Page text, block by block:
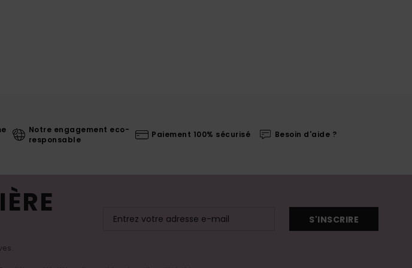
Notre engagement eco-
responsable
Paiement 100% sécurisé Besoin d'aide ?
S'INSCRIRE